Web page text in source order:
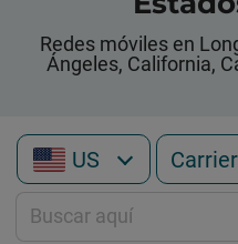
Redes móviles en
Ángeles, California,
US